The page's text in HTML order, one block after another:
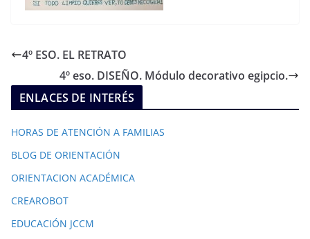
4º ESO. EL RETRATO
4º eso. DISEÑO. Módulo decorativo egipcio.
ENLACES DE INTERÉS
HORAS DE ATENCIÓN A FAMILIAS
BLOG DE ORIENTACIÓN
ORIENTACION ACADÉMICA
CREAROBOT
EDUCACIÓN JCCM